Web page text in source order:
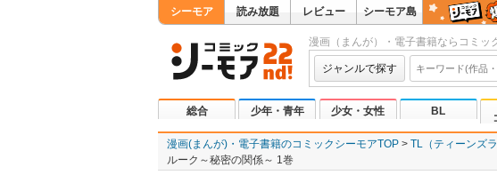
シーモア 読み放題 レビュー シーモア島
漫画（まんが）・電子書籍ならコミッ
ジャンルで探す
総合 少年・青年 少女・女性 BL
漫画(まんが)・電子書籍のコミックシーモアTOP TL（ティーンズラ
ルーク～秘密の関係～ 1巻